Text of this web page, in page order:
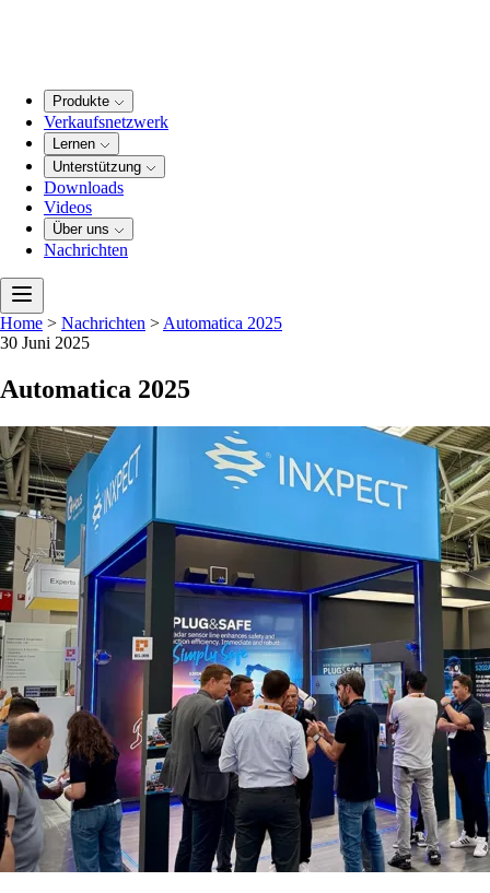
Produkte
Verkaufsnetzwerk
Lernen
Unterstützung
Downloads
Videos
Über uns
Nachrichten
Home > Nachrichten > Automatica 2025
30 Juni 2025
Automatica 2025